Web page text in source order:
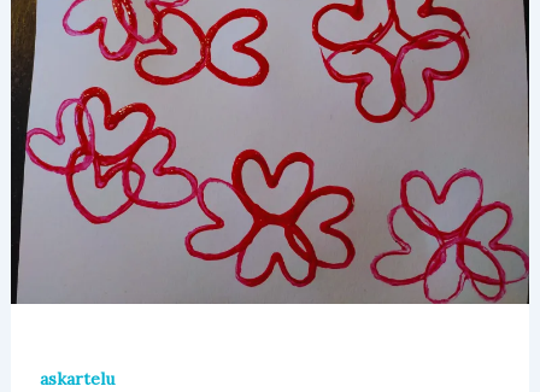
askartelu